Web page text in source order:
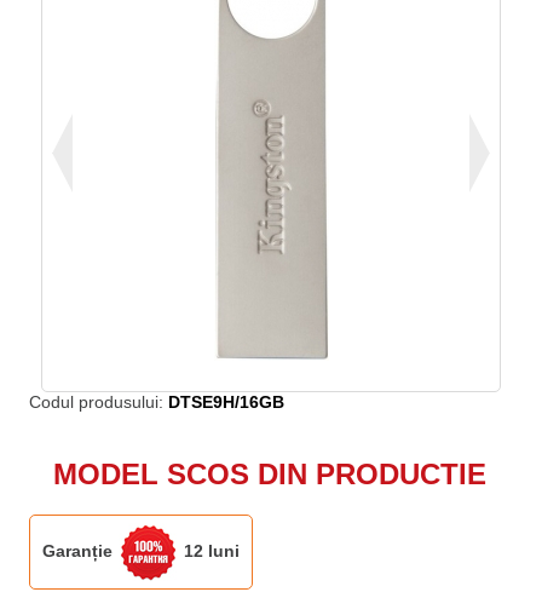
Codul produsului: DTSE9H/16GB
MODEL SCOS DIN PRODUCTIE
Garanție 12 luni